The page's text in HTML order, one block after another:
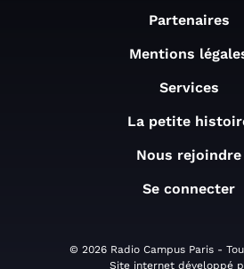
Partenaires
Mentions
Services
La petite
Nous rejoindre
Se connecter
© 2026 Radio Campus Paris -
Site internet développé